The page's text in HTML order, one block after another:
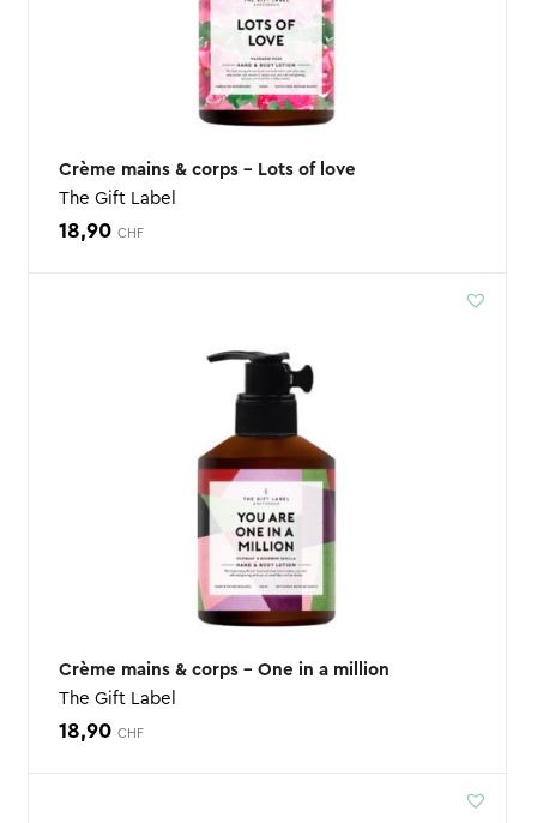
Crème mains & corps – Lots of love
The Gift Label
18,90 CHF
Crème mains & corps – One in a million
The Gift Label
18,90 CHF